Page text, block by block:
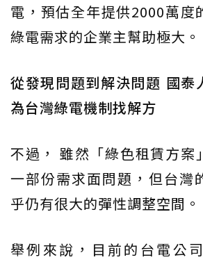
電，預估全年提供2000萬度
綠電需求的企業主幫助極大。
從發現問題到解決問題 國泰
為台灣綠電機制找解方
不過， 雖然「綠色租賃方案
一部份需求面問題，但台灣
乎仍有很大的彈性調整空間。
舉例來說，目前的台電公